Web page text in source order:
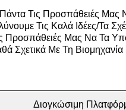
Τις Προσπάθειές
Τις Καλά Ιδέες/τα
Μας Να Τα
Σχετικά Με Τη
Διογκώσιμη